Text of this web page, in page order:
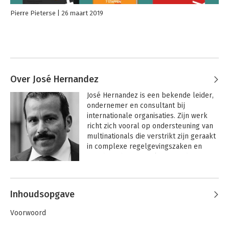
Pierre Pieterse 26 maart 2019
Over José Hernandez
José Hernandez is een bekende leider,
ondernemer en consultant bij
internationale organisaties. Zijn werk
richt zich vooral op ondersteuning van
multinationals die verstrikt zijn geraakt
in complexe regelgevingszaken en
toelegde op zijn specialismen in
Andere boeken door José
Hernandez
Inhoudsopgave
Voorwoord